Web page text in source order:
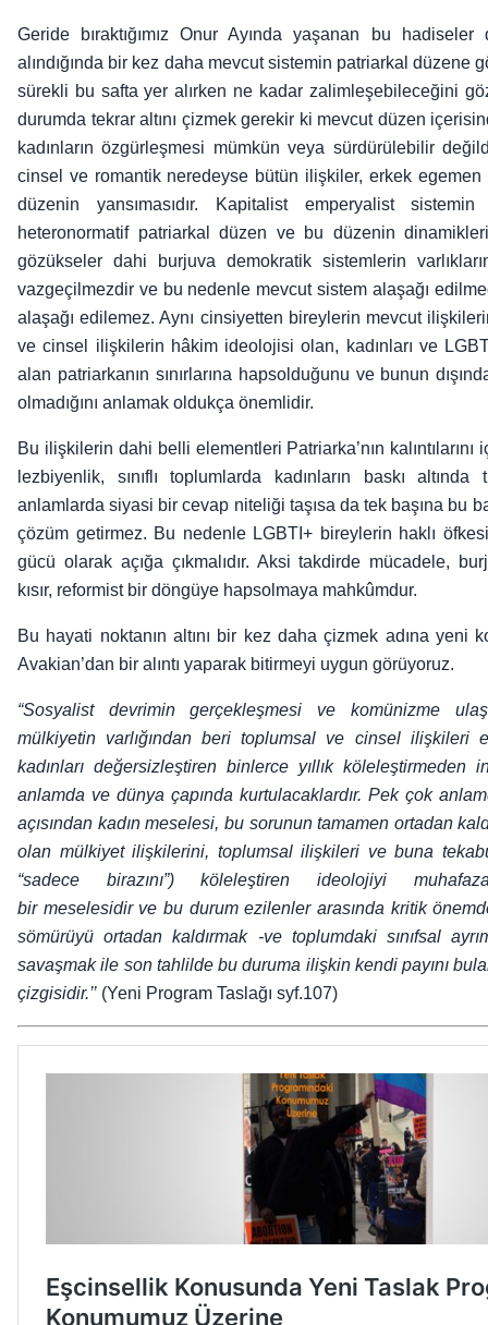
Geride bıraktığımız Onur Ayında yaşanan bu
alındığında bir kez daha mevcut sistemin patriarkal düzene
sürekli bu safta yer alırken ne kadar zalimleşebileceğini
durumda tekrar altını çizmek gerekir ki mevcut düzen
kadınların özgürleşmesi mümkün veya sürdürülebilir
cinsel ve romantik neredeyse bütün ilişkiler, erkek
düzenin yansımasıdır. Kapitalist emperyalist
heteronormatif patriarkal düzen ve bu düzenin
gözükseler dahi burjuva demokratik sistemlerin
vazgeçilmezdir ve bu nedenle mevcut sistem alaşağı
alaşağı edilemez. Aynı cinsiyetten bireylerin mevcut
ve cinsel ilişkilerin hâkim ideolojisi olan, kadınları ve
alan patriarkanın sınırlarına hapsolduğunu ve bunun
olmadığını anlamak oldukça önemlidir.
Bu ilişkilerin dahi belli elementleri Patriarka’nın kalıntılarını
lezbiyenlik, sınıflı toplumlarda kadınların baskı altında
anlamlarda siyasi bir cevap niteliği taşısa da tek başına bu
çözüm getirmez. Bu nedenle LGBTI+ bireylerin haklı
gücü olarak açığa çıkmalıdır. Aksi takdirde mücadele,
kısır, reformist bir döngüye hapsolmaya mahkûmdur.
Bu hayati noktanın altını bir kez daha çizmek adına yeni
Avakian’dan bir alıntı yaparak bitirmeyi uygun görüyoruz.
“Sosyalist devrimin gerçekleşmesi ve komünizme
mülkiyetin varlığından beri toplumsal ve cinsel ilişkileri
kadınları değersizleştiren binlerce yıllık
anlamda ve dünya çapında kurtulacaklardır. Pek çok
açısından kadın meselesi, bu sorunun tamamen ortadan
olan mülkiyet ilişkilerini, toplumsal ilişkileri ve buna
“sadece birazını”) köleleştiren ideolojiyi
bir meselesidir ve bu durum ezilenler arasında kritik
sömürüyü ortadan kaldırmak -ve toplumdaki sınıfsal
savaşmak ile son tahlilde bu duruma ilişkin kendi payını
çizgisidir.’’ (Yeni Program Taslağı syf.107)